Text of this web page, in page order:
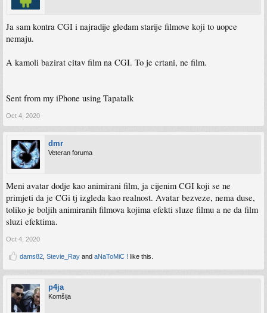
Ja sam kontra CGI i najradije gledam starije filmove koji to uopce
nemaju.
A kamoli bazirat citav film na CGI. To je crtani, ne film.
Sent from my iPhone using Tapatalk
Oct 4, 2020
dmr
Veteran foruma
Meni avatar dodje kao animirani film, ja cijenim CGI koji se ne
primjeti da je CGi tj izgleda kao realnost. Avatar bezveze, nema duse,
toliko je boljih animiranih filmova kojima efekti sluze filmu a ne da film
sluzi efektima.
Oct 4, 2020
dams82 Stevie_Ray and aNaToMiC ! like this.
p4ja
Komšija